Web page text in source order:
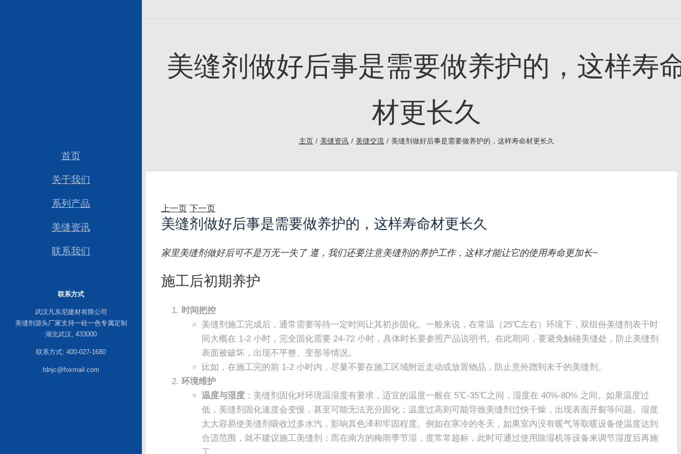
首页
关于我们
系列产品
美缝资讯
联系我们
联系方式
武汉凡东尼建材有限公司
美缝剂源头厂家支持一砖一色专属定制
湖北武汉, 433000
联系方式: 400-027-1680
fdnjc@foxmail.com
美缝剂做好后事是需要做养护的，这样寿
材更长久
主页 美缝资讯 美缝交流 美缝剂做好后事是需要做养护的，这样寿命材更长久
上一页 下一页
美缝剂做好后事是需要做养护的，这样寿命材更长久
家里美缝剂做好后可不是万无一失了 遵，我们还要注意美缝剂的养护工作，这样才能让它的使用寿命更加长~
施工后初期养护
时间把控
美缝剂施工完成后，通常需要等待一定时间让其初步固化。一般来说，在常温（25℃左右）环境下，双组份美缝剂表干时
间大概在 1-2 小时，完全固化需要 24-72 小时，具体时长要参照产品说明书。在此期间，要避免触碰美缝处，防止美缝剂
表面被破坏，出现不平整、变形等情况。
比如，在施工完的前 1-2 小时内，尽量不要在施工区域附近走动或放置物品，防止意外蹭到未干的美缝剂。
环境维护
温度与湿度 ：美缝剂固化对环境温湿度有要求，适宜的温度一般在 5℃-35℃之间，湿度在 40%-80% 之间。如果温度过
低，美缝剂固化速度会变慢，甚至可能无法充分固化；温度过高则可能导致美缝剂过快干燥，出现表面开裂等问题。湿度
太大容易使美缝剂吸收过多水汽，影响其色泽和牢固程度。例如在寒冷的冬天，如果室内没有暖气等取暖设备使温度达到
合适范围，就不建议施工美缝剂；而在南方的梅雨季节湿，度常常超标，此时可通过使用除湿机等设备来调节湿度后再施